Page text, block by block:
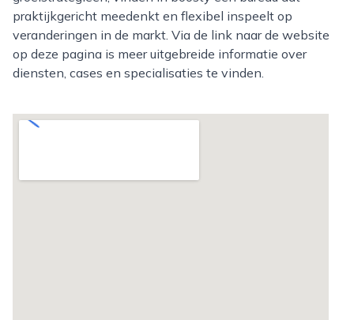
praktijkgericht meedenkt en flexibel inspeelt op
veranderingen in de markt. Via de link naar de website
op deze pagina is meer uitgebreide informatie over
diensten, cases en specialisaties te vinden.